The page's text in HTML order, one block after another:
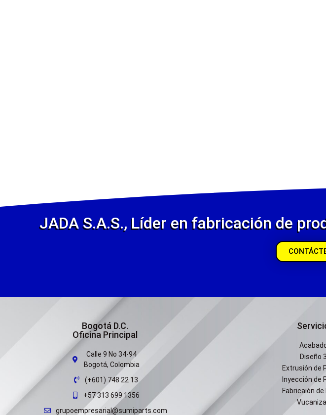
JADA S.A.S., Líder en fabricación de
Bogotá D.C.
Oficina Principal
Calle 9 No 34-94
Bogotá, Colombia
(+601) 748 22 13
+57 313 699 1356
grupoempresarial@sumiparts.com
Diseño
Extrusión de
Inyección de
Fabricaión